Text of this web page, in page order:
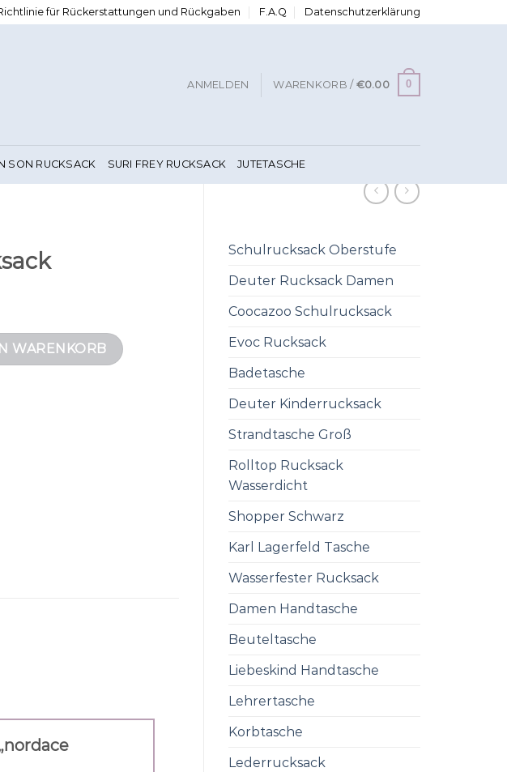
für Rückerstattungen und Rückgaben F.A.Q Datenschutzerklärung
ANMELDEN WARENKORB / €0.00 0
SON RUCKSACK SURI FREY RUCKSACK JUTETASCHE
Schulrucksack Oberstufe
Deuter Rucksack Damen
Coocazoo Schulrucksack
Evoc Rucksack
Badetasche
Deuter Kinderrucksack
Strandtasche Groß
Rolltop Rucksack
Wasserdicht
Shopper Schwarz
Karl Lagerfeld Tasche
Wasserfester Rucksack
Damen Handtasche
Beuteltasche
Liebeskind Handtasche
Lehrertasche
Korbtasche
Lederrucksack
WARENKORB